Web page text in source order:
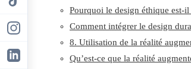
Pourquoi le design éthique est-
Comment intégrer le design
8. Utilisation de la réalité
Qu’est-ce que la réalité